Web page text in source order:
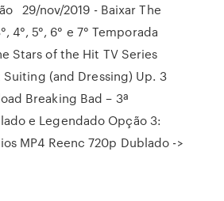
29/nov/2019 - Baixar The
4°, 5°, 6° e 7° Temporada
Stars of the Hit TV Series
Suiting (and Dressing) Up. 3
Breaking Bad – 3ª
e Legendado Opção 3:
MP4 Reenc 720p Dublado ->